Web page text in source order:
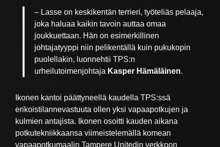
– Lasse on keskikentän terrieri, työteliäs pelaaja,
joka haluaa kaikin tavoin auttaa omaa
joukkuettaan. Hän on esimerkillinen
johtajatyyppi niin pelikentällä kuin pukukopin
puolellakin, luonnehtii TPS:n
urheilutoimenjohtaja Kasper Hämäläinen.
Ikonen kantoi päättyneellä kaudella TPS:ssä
erikoistilannevastuuta ollen yksi vapaapotkujen ja
kulmien antajista. Ikonen osoitti kauden aikana
potkutekniikkaansa viimeistelemällä komean
vapaapotkumaalin Tampere Unitedin verkkoon